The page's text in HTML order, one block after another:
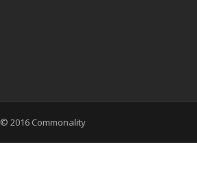
© 2016 Commonality